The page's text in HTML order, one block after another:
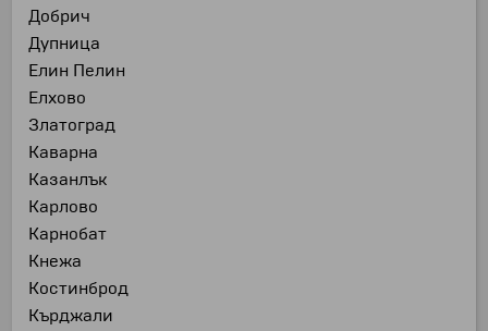
Добрич
Дупница
Елин Пелин
Елхово
Златоград
Каварна
Казанлък
Карлово
Карнобат
Кнежа
Костинброд
Кърджали